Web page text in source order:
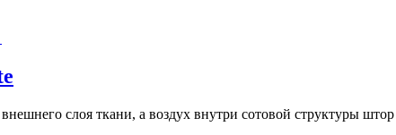
слоя ткани, а воздух внутри сотовой структуры